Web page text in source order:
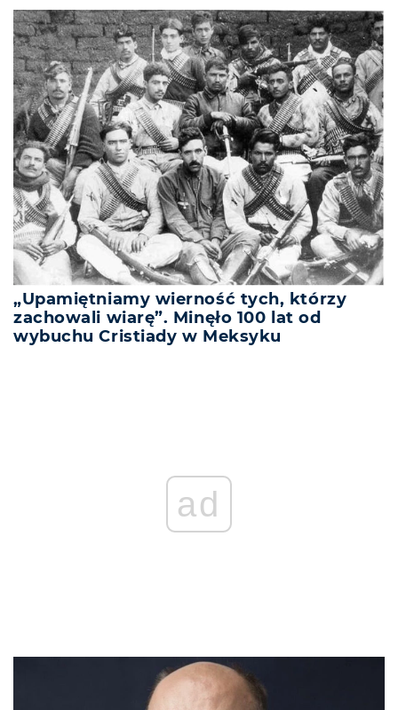
„Upamiętniamy wierność tych, którzy
zachowali wiarę”. Minęło 100 lat od
wybuchu Cristiady w Meksyku
ad